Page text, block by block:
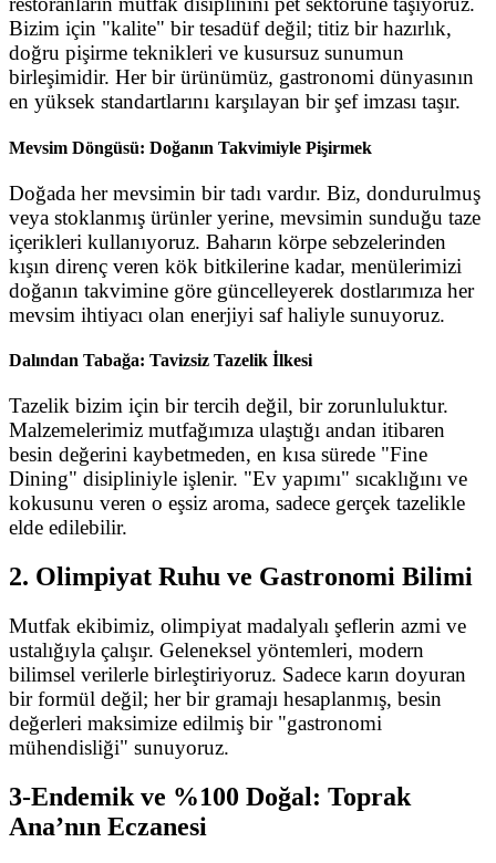
Bizim için "kalite" bir tesadüf değil; titiz bir hazırlık,
doğru pişirme teknikleri ve kusursuz sunumun
birleşimidir. Her bir ürünümüz, gastronomi dünyasının
en yüksek standartlarını karşılayan bir şef imzası taşır.
Mevsim Döngüsü: Doğanın Takvimiyle Pişirmek
Doğada her mevsimin bir tadı vardır. Biz, dondurulmuş
veya stoklanmış ürünler yerine, mevsimin sunduğu taze
içerikleri kullanıyoruz. Baharın körpe sebzelerinden
kışın direnç veren kök bitkilerine kadar, menülerimizi
doğanın takvimine göre güncelleyerek dostlarımıza her
mevsim ihtiyacı olan enerjiyi saf haliyle sunuyoruz.
Dalından Tabağa: Tavizsiz Tazelik İlkesi
Tazelik bizim için bir tercih değil, bir zorunluluktur.
Malzemelerimiz mutfağımıza ulaştığı andan itibaren
besin değerini kaybetmeden, en kısa sürede "Fine
Dining" disipliniyle işlenir. "Ev yapımı" sıcaklığını ve
kokusunu veren o eşsiz aroma, sadece gerçek tazelikle
elde edilebilir.
2. Olimpiyat Ruhu ve Gastronomi Bilimi
Mutfak ekibimiz, olimpiyat madalyalı şeflerin azmi ve
ustalığıyla çalışır. Geleneksel yöntemleri, modern
bilimsel verilerle birleştiriyoruz. Sadece karın doyuran
bir formül değil; her bir gramajı hesaplanmış, besin
değerleri maksimize edilmiş bir "gastronomi
mühendisliği" sunuyoruz.
3-Endemik ve %100 Doğal: Toprak
Ana’nın Eczanesi